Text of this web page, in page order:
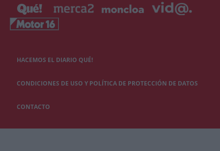
HACEMOS EL DIARIO QUÉ!
CONDICIONES DE USO Y POLÍTICA DE PROTECCIÓN DE DATOS
CONTACTO